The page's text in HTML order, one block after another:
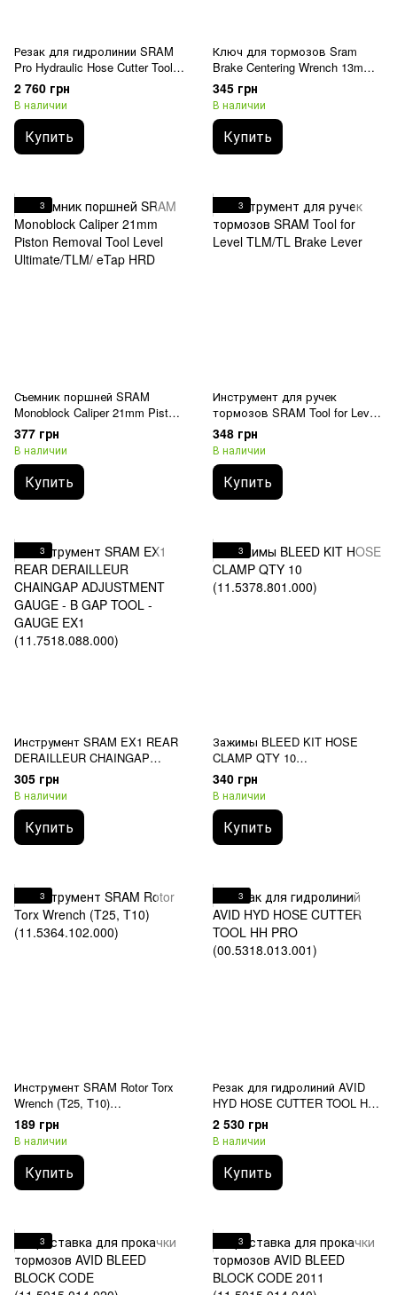
Резак для гидролинии SRAM
Pro Hydraulic Hose Cutter Tool,
Hand-Held
2 760 грн
В наличии
Купить
Ключ для тормозов Sram
Brake Centering Wrench 13mm
Red
345 грн
В наличии
Купить
3
Съемник поршней SRAM
Monoblock Caliper 21mm Piston
Removal Tool Level
Ultimate/TLM/ eTap HRD
377 грн
В наличии
Купить
3
Инструмент для ручек
тормозов SRAM Tool for Level
TLM/TL Brake Lever
348 грн
В наличии
Купить
3
Инструмент SRAM EX1 REAR
DERAILLEUR CHAINGAP
ADJUSTMENT GAUGE - B GAP
TOOL - GAUGE EX1
(11.7518.088.000)
305 грн
В наличии
Купить
3
Зажимы BLEED KIT HOSE
CLAMP QTY 10
(11.5378.801.000)
340 грн
В наличии
Купить
3
Инструмент SRAM Rotor Torx
Wrench (T25, T10)
(11.5364.102.000)
189 грн
В наличии
Купить
3
Резак для гидролиний AVID
HYD HOSE CUTTER TOOL HH
PRO (00.5318.013.001)
2 530 грн
В наличии
Купить
3 3